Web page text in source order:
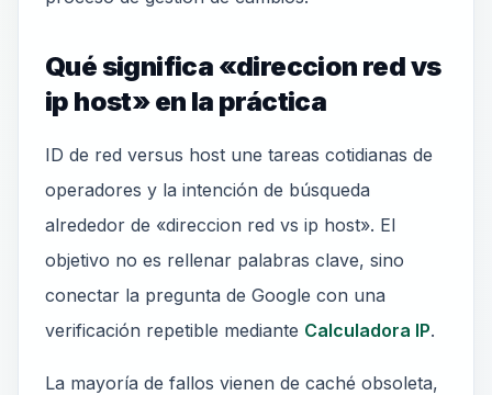
Qué significa «direccion red vs
ip host» en la práctica
ID de red versus host une tareas cotidianas de
operadores y la intención de búsqueda
alrededor de «direccion red vs ip host». El
objetivo no es rellenar palabras clave, sino
conectar la pregunta de Google con una
verificación repetible mediante Calculadora IP.
La mayoría de fallos vienen de caché obsoleta,